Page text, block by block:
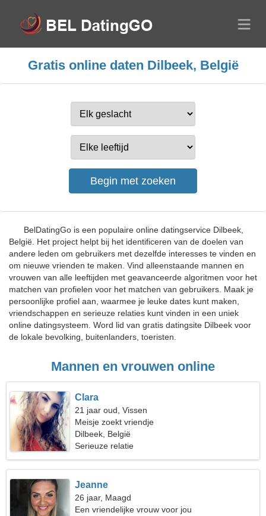
Gratis online daten Dilbeek, België
BelDatingGo is een populaire online datingservice Dilbeek,
België. Het project helpt bij het identificeren van de doelen van
andere leden om gebruikers met dezelfde interesses te vinden en
om nieuwe vrienden te maken. Vind alleenstaande mannen en
vrouwen van alle leeftijden met geavanceerde algoritmen voor het
matchen van profielen voor het matchen van gebruikers. Maak je
persoonlijke profiel aan, waarmee je leuke dates kunt maken,
vriendschappen en serieuze relaties kunt vinden in een uniek
online datingsysteem. Word lid van gratis datingsite Dilbeek voor
de lokale bevolking, buitenlanders, toeristen.
Mannen en vrouwen online
Clara
21 jaar oud, Vissen
Meisje zoekt vriendje
Dilbeek, België
Serieuze relatie
Jeanne
26 jaar, Maagd
Een vriendelijke vrouw voor jou